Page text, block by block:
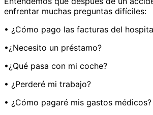
enfrentar muchas preguntas difíciles:
• ¿Cómo pago las facturas del
•¿Necesito un préstamo?
•¿Qué pasa con mi coche?
• ¿Perderé mi trabajo?
• ¿Cómo pagaré mis gastos médicos?